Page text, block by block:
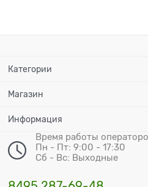
Категории
Магазин
Информация
Время работы
Пн - Пт: 9:00 - 17:30
Сб - Вс: Выходные